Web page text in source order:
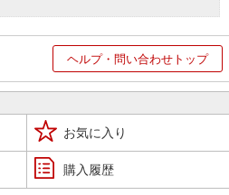
ヘルプ・問い合わせトップ
お気に入り
購入履歴